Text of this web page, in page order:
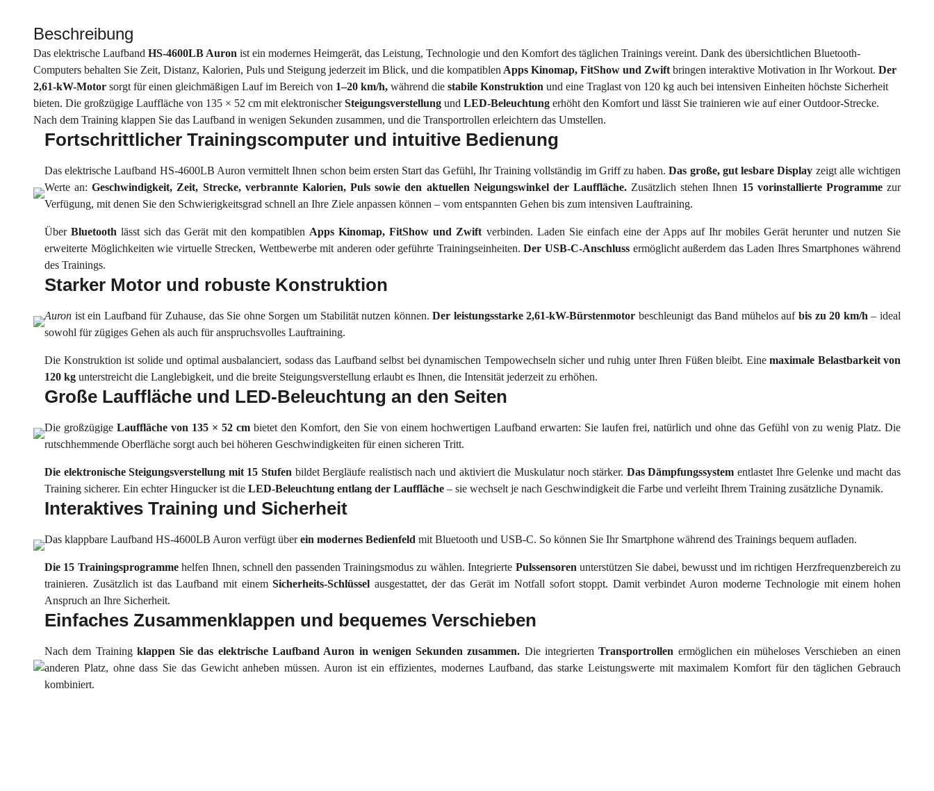
Beschreibung
Das elektrische Laufband HS-4600LB Auron ist ein modernes Heimgerät, das Leistung, Technologie und den Komfort des täglichen Trainings vereint. Dank des übersichtlichen Bluetooth-
Computers behalten Sie Zeit, Distanz, Kalorien, Puls und Steigung jederzeit im Blick, und die kompatiblen Apps Kinomap, FitShow und Zwift bringen interaktive Motivation in Ihr Workout. Der
2,61-kW-Motor sorgt für einen gleichmäßigen Lauf im Bereich von 1–20 km/h, während die stabile Konstruktion und eine Traglast von 120 kg auch bei intensiven Einheiten höchste Sicherheit
bieten. Die großzügige Lauffläche von 135 × 52 cm mit elektronischerSteigungsverstellung und LED-Beleuchtung erhöht den Komfort und lässt Sie trainieren wie auf einer Outdoor-Strecke.
Nach dem Training klappen Sie das Laufband in wenigen Sekunden zusammen, und die Transportrollen erleichtern das Umstellen.
Fortschrittlicher Trainingscomputer und intuitive Bedienung
Das elektrische Laufband HS-4600LB Auron vermittelt Ihnen schon beim ersten Start das Gefühl, Ihr Training vollständig im Griff zu haben.Das große, gut lesbare Display zeigt alle wichtigen
Werte an:Geschwindigkeit, Zeit, Strecke, verbrannte Kalorien, Puls sowie den aktuellen Neigungswinkel der Lauffläche. Zusätzlich stehen Ihnen 15 vorinstallierte Programmezur
Verfügung, mit denen Sie den Schwierigkeitsgrad schnell an Ihre Ziele anpassen können – vom entspannten Gehen bis zum intensiven Lauftraining.
ÜberBluetooth lässt sich das Gerät mit den kompatiblen Apps Kinomap, FitShow und Zwift verbinden. Laden Sie einfach eine der Apps auf Ihr mobiles Gerät herunter und nutzen Sie
erweiterte Möglichkeiten wie virtuelle Strecken, Wettbewerbe mit anderen oder geführte Trainingseinheiten.Der USB-C-Anschluss ermöglicht außerdem das Laden Ihres Smartphones während
des Trainings.
Starker Motor und robuste Konstruktion
Auron ist ein Laufband für Zuhause, das Sie ohne Sorgen um Stabilität nutzen können.Der leistungsstarke 2,61-kW-Bürstenmotorbeschleunigt das Band mühelos aufbis zu 20 km/h– ideal
sowohl für zügiges Gehen als auch für anspruchsvolles Lauftraining.
Die Konstruktion ist solide und optimal ausbalanciert, sodass das Laufband selbst bei dynamischen Tempowechseln sicher und ruhig unter Ihren Füßen bleibt. Einemaximale Belastbarkeit von
120 kg unterstreicht die Langlebigkeit, und die breite Steigungsverstellung erlaubt es Ihnen, die Intensität jederzeit zu erhöhen.
Große Lauffläche und LED-Beleuchtung an den Seiten
Die großzügige Lauffläche von 135 × 52 cm bietet den Komfort, den Sie von einem hochwertigen Laufband erwarten: Sie laufen frei, natürlich und ohne das Gefühl von zu wenig Platz. Die
rutschhemmende Oberfläche sorgt auch bei höheren Geschwindigkeiten für einen sicheren Tritt.
Die elektronische Steigungsverstellung mit 15 Stufen bildet Bergläufe realistisch nach und aktiviert die Muskulatur noch stärker. Das Dämpfungssystem entlastet Ihre Gelenke und macht das
Training sicherer. Ein echter Hingucker ist die LED-Beleuchtung entlang der Lauffläche – sie wechselt je nach Geschwindigkeit die Farbe und verleiht Ihrem Training zusätzliche Dynamik.
Interaktives Training und Sicherheit
Das klappbare Laufband HS-4600LB Auron verfügt überein modernes Bedienfeld mit Bluetooth und USB-C. So können Sie Ihr Smartphone während des Trainings bequem aufladen.
Die 15 Trainingsprogrammehelfen Ihnen, schnell den passenden Trainingsmodus zu wählen. Integrierte Pulssensoren unterstützen Sie dabei, bewusst und im richtigen Herzfrequenzbereich zu
trainieren. Zusätzlich ist das Laufband mit einemSicherheits-Schlüssel ausgestattet, der das Gerät im Notfall sofort stoppt. Damit verbindet Auron moderne Technologie mit einem hohen
Anspruch an Ihre Sicherheit.
Einfaches Zusammenklappen und bequemes Verschieben
Nach dem Training klappen Sie das elektrische Laufband Auron in wenigen Sekunden zusammen. Die integriertenTransportrollen ermöglichen ein müheloses Verschieben an einen
anderen Platz, ohne dass Sie das Gewicht anheben müssen. Auron ist ein effizientes, modernes Laufband, das starke Leistungswerte mit maximalem Komfort für den täglichen Gebrauch
kombiniert.